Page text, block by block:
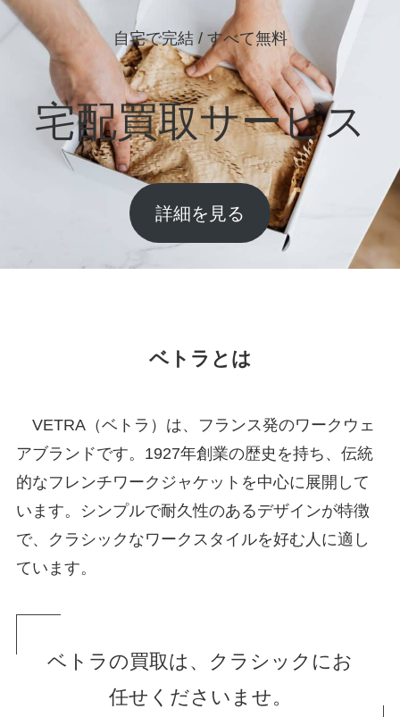
自宅で完結 / すべて無料
宅配買取サービス
詳細を見る
ベトラとは
VETRA（ベトラ）は、フランス発のワークウェ
アブランドです。1927年創業の歴史を持ち、伝統
的なフレンチワークジャケットを中心に展開して
います。シンプルで耐久性のあるデザインが特徴
で、クラシックなワークスタイルを好む人に適し
ています。
ベトラの買取は、クラシックにお
任せくださいませ。